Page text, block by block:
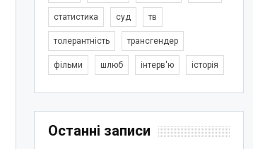
статистика суд тв
толерантність трансгендер
фільми шлюб інтерв'ю історія
Останні записи